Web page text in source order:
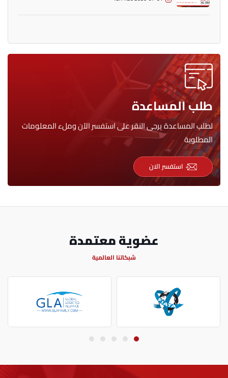
طلب المساعدة
لطلب المساعدة يرجى النقر على استفسر الآن وملء المعلومات
المطلوبة
استفسر الان
عضوية معتمدة
شبكاتنا العالمية